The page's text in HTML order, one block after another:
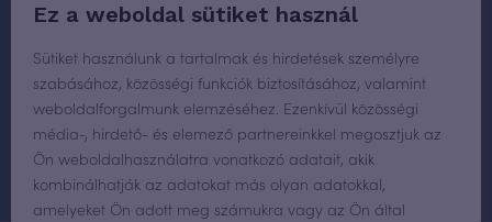
Ez a weboldal sütiket használ
Sütiket használunk a tartalmak és hirdetések személyre
szabásához, közösségi funkciók biztosításához, valamint
weboldalforgalmunk elemzéséhez. Ezenkívül közösségi
média-, hirdető- és elemező partnereinkkel megosztjuk az
Ön weboldalhasználatra vonatkozó adatait, akik
kombinálhatják az adatokat más olyan adatokkal,
amelyeket Ön adott meg számukra vagy az Ön által